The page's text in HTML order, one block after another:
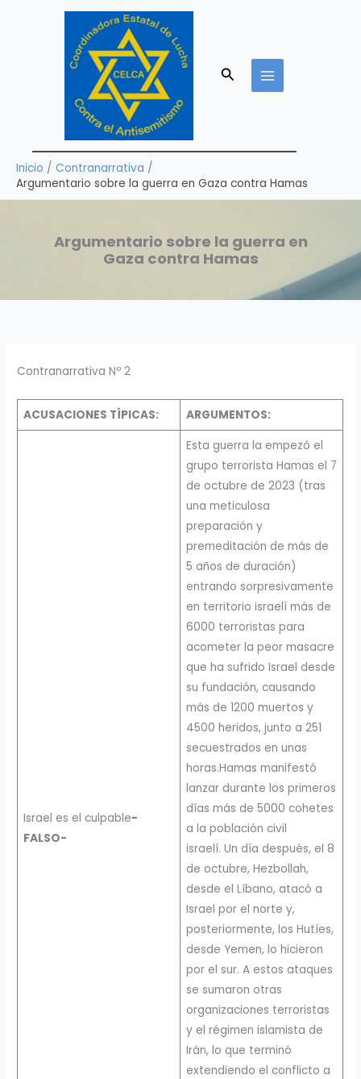
Buscar
Inicio
Contranarrativa
Argumentario sobre la guerra en Gaza contra Hamas
Argumentario sobre la guerra en
Gaza contra Hamas
Contranarrativa Nº 2
ACUSACIONES TÍPICAS: ARGUMENTOS:
Israel es el culpable-
FALSO-
Esta guerra la empezó el
grupo terrorista Hamas el 7
de octubre de 2023 (tras
una meticulosa
preparación y
premeditación de más de
5 años de duración)
entrando sorpresivamente
en territorio israelí más de
6000 terroristas para
acometer la peor masacre
que ha sufrido Israel desde
su fundación, causando
más de 1200 muertos y
4500 heridos, junto a 251
secuestrados en unas
horas.Hamas manifestó
lanzar durante los primeros
días más de 5000 cohetes
a la población civil
israelí. Un día después, el 8
de octubre, Hezbollah,
desde el Líbano, atacó a
Israel por el norte y,
posteriormente, los Hutíes,
desde Yemen, lo hicieron
por el sur. A estos ataques
se sumaron otras
organizaciones terroristas
y el régimen islamista de
Irán, lo que terminó
extendiendo el conflicto a